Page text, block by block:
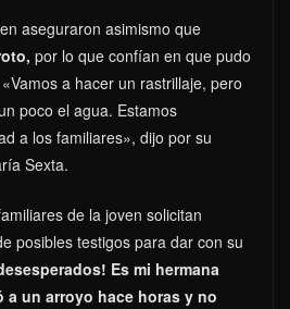
aseguraron asimismo que
por lo que confían en que pudo
a hacer un rastrillaje, pero
poco el agua. Estamos
a los familiares», dijo por su
Sexta.
de la joven solicitan
posibles testigos para dar con su
Es mi hermana
a un arroyo hace horas y no